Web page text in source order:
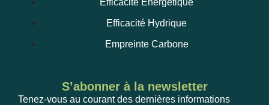
Efficacité Hydrique
Empreinte Carbone
S’abonner à la newsletter
Tenez-vous au courant des dernières informations